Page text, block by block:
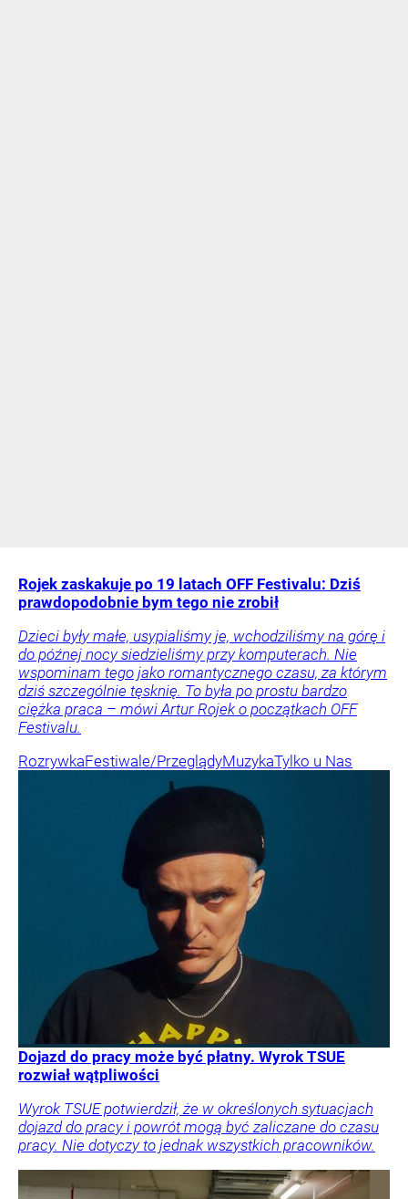
Rojek zaskakuje po 19 latach OFF Festivalu: Dziś
prawdopodobnie bym tego nie zrobił
Dzieci były małe, usypialiśmy je, wchodziliśmy na górę i
do późnej nocy siedzieliśmy przy komputerach. Nie
wspominam tego jako romantycznego czasu, za którym
dziś szczególnie tęsknię. To była po prostu bardzo
ciężka praca – mówi Artur Rojek o początkach OFF
Festivalu.
RozrywkaFestiwale/PrzeglądyMuzykaTylko u Nas
Dojazd do pracy może być płatny. Wyrok TSUE
rozwiał wątpliwości
Wyrok TSUE potwierdził, że w określonych sytuacjach
dojazd do pracy i powrót mogą być zaliczane do czasu
pracy. Nie dotyczy to jednak wszystkich pracowników.